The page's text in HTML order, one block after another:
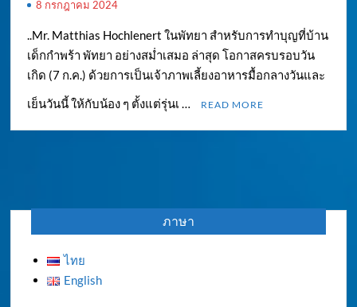
8 กรกฎาคม 2024
..Mr. Matthias Hochlenert ในพัทยา สำหรับการทำบุญที่บ้าน
เด็กกำพร้า พัทยา อย่างสม่ำเสมอ ล่าสุด โอกาสครบรอบวัน
เกิด (7 ก.ค.) ด้วยการเป็นเจ้าภาพเลี้ยงอาหารมื้อกลางวันและ
เย็นวันนี้ ให้กับน้อง ๆ ตั้งแต่รุ่นเ …
READ MORE
ภาษา
ไทย
English